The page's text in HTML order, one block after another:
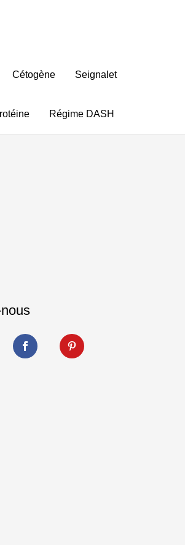
Cétogène Seignalet
Régime DASH